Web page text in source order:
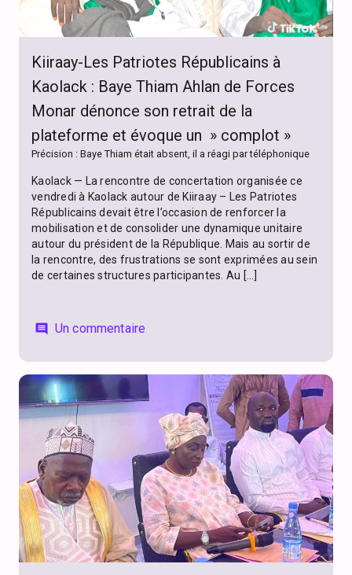
Kiiraay-Les Patriotes Républicains à
Kaolack : Baye Thiam Ahlan de Forces
Monar dénonce son retrait de la
plateforme et évoque un » complot »
Précision : Baye Thiam était absent, il a réagi par téléphonique
Kaolack — La rencontre de concertation organisée ce
vendredi à Kaolack autour de Kiiraay – Les Patriotes
Républicains devait être l’occasion de renforcer la
mobilisation et de consolider une dynamique unitaire
autour du président de la République. Mais au sortir de
la rencontre, des frustrations se sont exprimées au sein
de certaines structures participantes. Au […]
comment Un commentaire